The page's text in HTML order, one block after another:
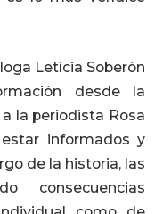
Letícia Soberón
desde la
la periodista Rosa
informados y
de la historia, las
consecuencias